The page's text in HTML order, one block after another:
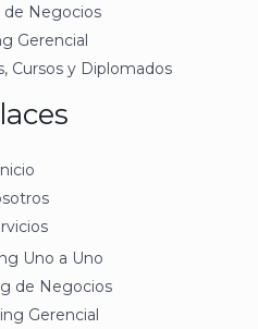
de Negocios
Gerencial
Cursos y Diplomados
Uno a Uno
de Negocios
Gerencial